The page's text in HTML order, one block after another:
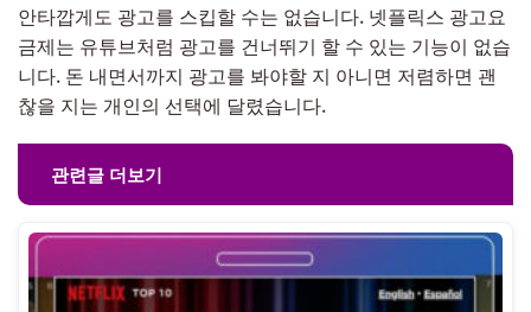
안타깝게도 광고를 스킵할 수는 없습니다. 넷플릭스 광고요
금제는 유튜브처럼 광고를 건너뛰기 할 수 있는 기능이 없습
니다. 돈 내면서까지 광고를 봐야할 지 아니면 저렴하면 괜
찮을 지는 개인의 선택에 달렸습니다.
관련글 더보기